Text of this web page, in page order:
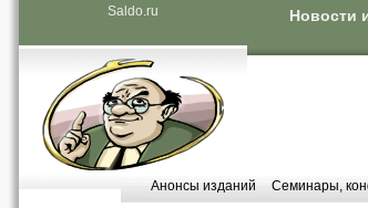
Saldo.ru
Новости
Анонсы изданий Семинары,